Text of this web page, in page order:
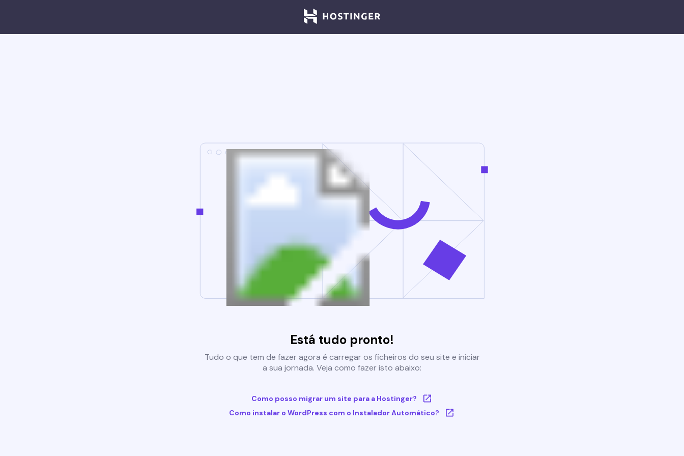
Está tudo pronto!
Tudo o que tem de fazer agora é carregar os ficheiros do seu site e iniciar
a sua jornada. Veja como fazer isto abaixo:
Como posso migrar um site para a Hostinger?
Como instalar o WordPress com o Instalador Automático?